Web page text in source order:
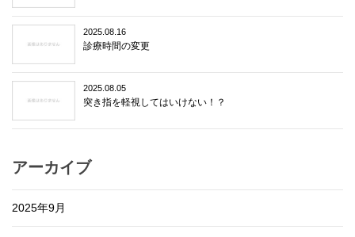
2025.08.16
診療時間の変更
2025.08.05
突き指を軽視してはいけない！？
アーカイブ
2025年9月